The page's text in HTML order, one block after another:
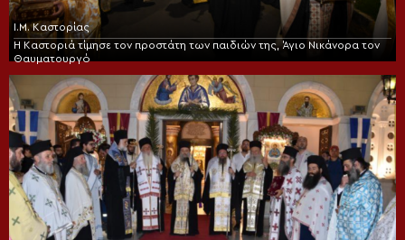
Ι.Μ. Καστορίας
Η Καστοριά τίμησε τον προστάτη των παιδιών της, Άγιο Νικάνορα τον
Θαυματουργό